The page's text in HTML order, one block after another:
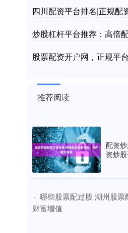
四川配资平台排名|正规配
炒股杠杆平台推荐：高倍
股票配资开户网，正规平
推荐阅读
配资
资炒
· 哪些股票配过股 潮州股
财富增值